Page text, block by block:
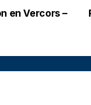
en Vercors –